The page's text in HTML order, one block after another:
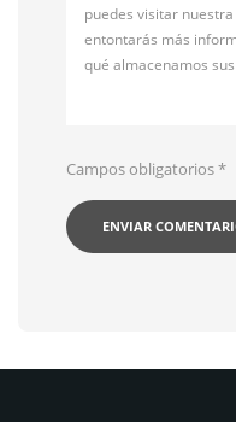
puedes visitar nuestra
entontarás más
qué almacenamos
Campos obligatorios*